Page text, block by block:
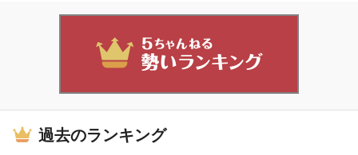
過去のランキング